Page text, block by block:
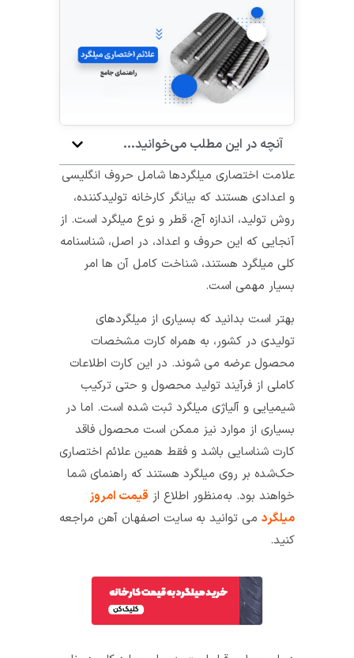
آنچه در این مطلب می‌خوانید...
علامت اختصاری میلگردها شامل حروف انگلیسی
و اعدادی هستند که بیانگر کارخانه‌ تولیدکننده،
روش تولید، اندازه‌ آج، قطر و نوع میلگرد است. از
آنجایی که این حروف و اعداد، در اصل، شناسنامه‌
کلی میلگرد هستند، شناخت کامل آن‌ ها امر
بسیار مهمی است.
بهتر است بدانید که بسیاری از میلگردهای
تولیدی در کشور، به همراه کارت مشخصات
محصول عرضه می‌ شوند. در این کارت اطلاعات
کاملی از فرآیند تولید محصول و حتی ترکیب
شیمیایی و آلیاژی میلگرد ثبت شده است. اما در
بسیاری از موارد نیز ممکن است محصول فاقد
کارت شناسایی باشد و فقط همین علائم اختصاری
حک‌شده بر روی میلگرد هستند که راهنمای شما
خواهند بود. به‌منظور اطلاع ازقیمت امروز
می‌ توانید به سایت اصفهان آهن مراجعه